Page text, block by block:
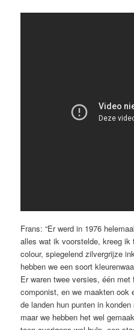
Frans: “Er werd in 1976
alles wat ik voorstelde, kreeg ik
colour, spiegelend zilvergrijze
hebben we een soort
Er waren twee versies, één met
componist, en we maakten ook
de landen hun punten in
maar we hebben het wel